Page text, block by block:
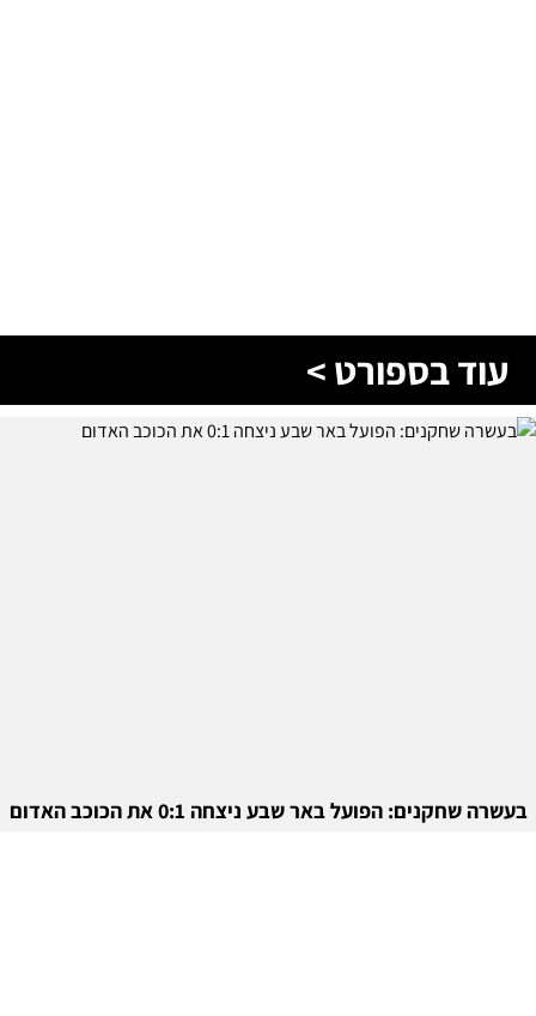
עוד בספורט >
בעשרה שחקנים: הפועל באר שבע ניצחה 0:1 את הכוכב האדום